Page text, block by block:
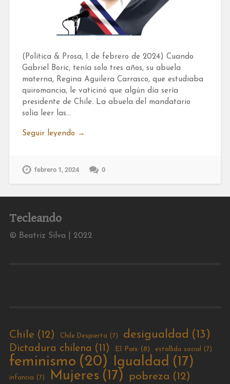
(Política & Prosa, 1 de febrero de 2024) Cuando
Gabriel Boric, tenía solo tres años, su abuela
materna, Regina Aguilera Carrasco, que estudiaba
quiromancia, le vaticinó que algún día sería
presidente de Chile. La abuela del mandatario
solía leer las…
Seguir leyendo →
febrero 1, 2024 0
Tecleando
© Beatriz Silva | 2022
Chile (12) Chile Despierta (7) desigualdad (13)
Dictadura chilena (11) El País (8) estallido social (7)
feminismo (20) Igualdad (17)
infancia (7) Mujeres (17) pobreza (12)